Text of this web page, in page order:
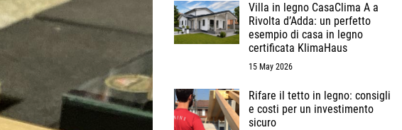
Villa in legno CasaClima A a
Rivolta d’Adda: un perfetto
esempio di casa in legno
certificata KlimaHaus
15 May 2026
Rifare il tetto in legno: consigli
e costi per un investimento
sicuro